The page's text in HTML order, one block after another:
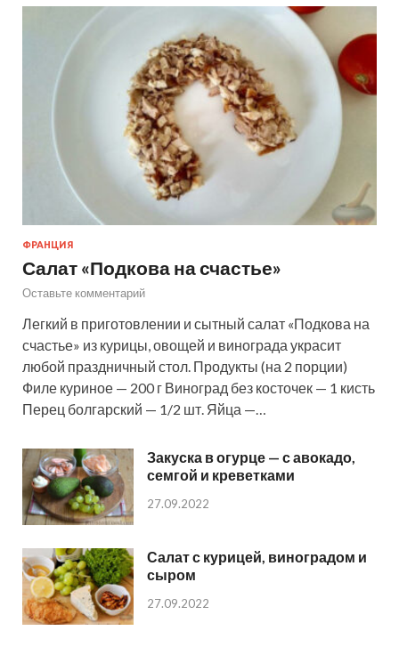
ФРАНЦИЯ
Салат «Подкова на счастье»
Оставьте комментарий
Легкий в приготовлении и сытный салат «Подкова на
счастье» из курицы, овощей и винограда украсит
любой праздничный стол. Продукты (на 2 порции)
Филе куриное — 200 г Виноград без косточек — 1 кисть
Перец болгарский — 1/2 шт. Яйца —…
Закуска в огурце — с авокадо,
семгой и креветками
27.09.2022
Салат с курицей, виноградом и
сыром
27.09.2022